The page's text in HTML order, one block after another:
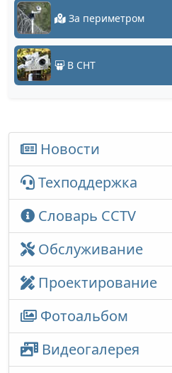
За периметром
В СНТ
Новости
Техподдержка
Словарь CCTV
Обслуживание
Проектирование
Фотоальбом
Видеогалерея